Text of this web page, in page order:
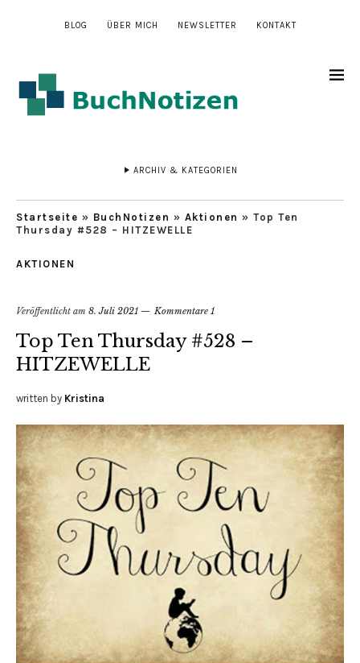
BLOG ÜBER MICH NEWSLETTER KONTAKT
ARCHIV & KATEGORIEN
Startseite » BuchNotizen » Aktionen » Top Ten
Thursday #528 – HITZEWELLE
AKTIONEN
Veröffentlicht am 8. Juli 2021 Kommentare 1
Top Ten Thursday #528 –
HITZEWELLE
written by Kristina